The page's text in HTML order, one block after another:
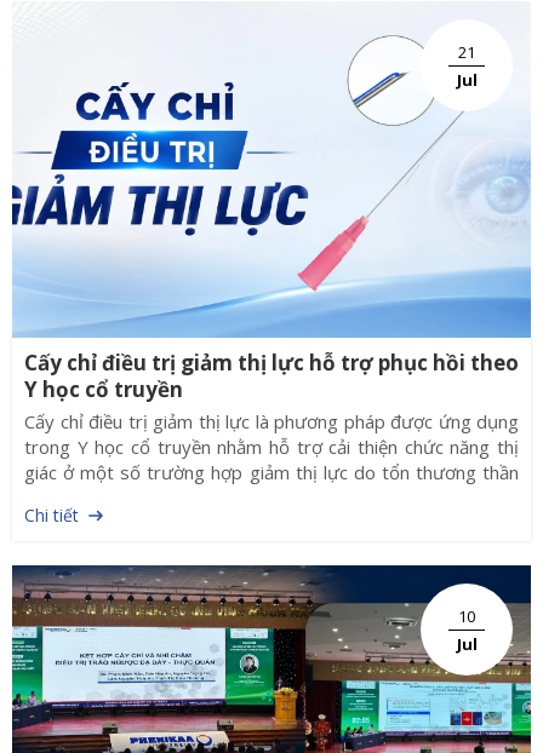
21
Jul
Cấy chỉ điều trị giảm thị lực hỗ trợ phục hồi theo
Y học cổ truyền
Cấy chỉ điều trị giảm thị lực là phương pháp được ứng dụng
trong Y học cổ truyền nhằm hỗ trợ cải thiện chức năng thị
giác ở một số trường hợp giảm thị lực do tổn thương thần
Hiện nay, bên cạnh chỉ Catgut truyền thống, nhiều cơ sở y tế
ổn định, an toàn và chất lượng đồng đều.
Chi tiết
10
Jul